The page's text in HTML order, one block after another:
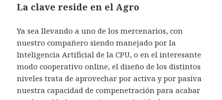
La clave reside en el Agro
Ya sea llevando a uno de los mercenarios, con
nuestro compañero siendo manejado por la
Inteligencia Artificial de la CPU, o en el interesante
modo cooperativo online, el diseño de los distintos
niveles trata de aprovechar por activa y por pasiva
nuestra capacidad de compenetración para acabar